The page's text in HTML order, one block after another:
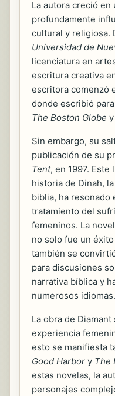
La autora creció en
profundamente
cultural y religiosa.
Universidad de
licenciatura en
escritura creativa
escritora comenzó
donde escribió
The Boston Globe y
Sin embargo, su
publicación de su
Tent, en 1997.
historia de Dinah,
biblia, ha resonado
tratamiento del
femeninos. La
no solo fue un
también se
para discusiones
narrativa bíblica y
numerosos idiomas.
La obra de
experiencia
esto se manifiesta
Good Harbor y The
estas novelas, la
personajes